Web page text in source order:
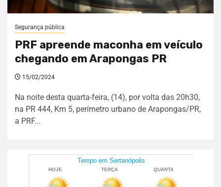
Segurança pública
PRF apreende maconha em veículo
chegando em Arapongas PR
15/02/2024
Na noite desta quarta-feira, (14), por volta das 20h30,
na PR 444, Km 5, perímetro urbano de Arapongas/PR,
a PRF...